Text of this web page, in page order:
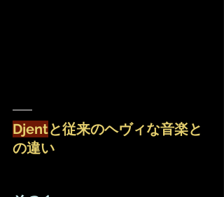
Djentと従来のヘヴィな音楽と
の違い